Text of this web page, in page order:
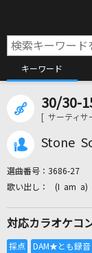
キーワード
30/30-
[ サーティサ
Stone
選曲番号： 3686-27
(I am a)
対応カラオケコ